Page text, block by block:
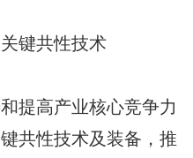
键共性技术
高产业核心竞争力
共性技术及装备，推